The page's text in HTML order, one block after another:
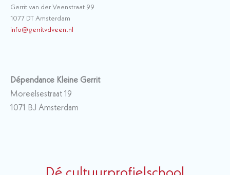
Gerrit van der Veenstraat 99
1077 DT Amsterdam
info@gerritvdveen.nl
Dépendance Kleine Gerrit
Moreelsestraat 19
1071 BJ Amsterdam